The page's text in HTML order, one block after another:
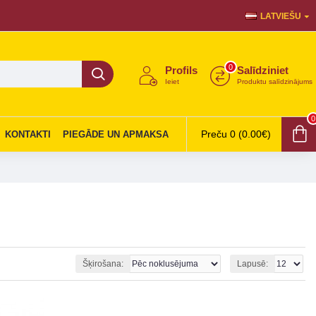
LATVIEŠU
Profils
Ieiet
Salīdziniet
Produktu salīdzinājums
0
KONTAKTI PIEGĀDE UN APMAKSA Preču 0 (0.00€)
0
Šķirošana: Lapusē: